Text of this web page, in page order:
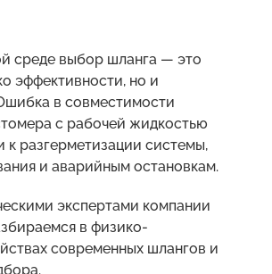
среде выбор шланга — это
эффективности, но и
в совместимости
с рабочей жидкостью
к разгерметизации системы,
и аварийным остановкам.
экспертами компании
в физико-
современных шлангов и